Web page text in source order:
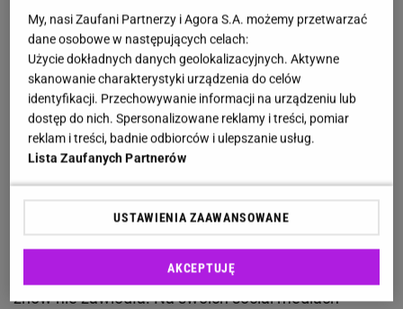
MałgorzataKożuchowska to jedna z najbardziej
rozpoznawalnych aktorekW Polsce. Gwiazda jest
podziwiana nie tylko za talent aktorski, ale i za swój
nietuzinkowy styl. Garderobę celebrytka opiera
przede wszystkim na nurcie "cichego luksusu" i
niewymuszonej elegancji, które sprawdzają się na
każdą okazję i zawsze prezentują się niesłychanie
inspiracją dla wielu pań w podobnym wieku, które z
zainteresowaniem śledzą jej poczynania
stylistyczne. Tym razem Małgorzata Kożuchowska
znów nie zawiodła. Na swoich social mediach
My, nasi Zaufani Partnerzy i Agora S.A. możemy przetwarzać
dane osobowe w następujących celach:
Użycie dokładnych danych geolokalizacyjnych. Aktywne
skanowanie charakterystyki urządzenia do celów
identyfikacji. Przechowywanie informacji na urządzeniu lub
dostęp do nich. Spersonalizowane reklamy i treści, pomiar
reklam i treści, badnie odbiorców i ulepszanie usług.
Lista Zaufanych Partnerów
USTAWIENIA ZAAWANSOWANE
AKCEPTUJĘ